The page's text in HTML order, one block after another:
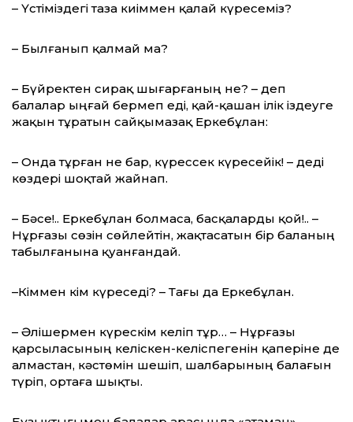
– Үстіміздегі таза киіммен қалай күресеміз?
– Былғанып қалмай ма?
– Бүйректен сирақ шығарғаның не? – деп
балалар ыңғай бермеп еді, қай-қашан ілік іздеуге
жақын тұратын сайқымазақ Еркебұлан:
– Онда тұрған не бар, күрессек күресейік! – деді
көздері шоқтай жайнап.
– Бәсе!.. Еркебұлан болмаса, басқа­ларды қой!.. –
Нұрғазы сөзін сөй­лейтін, жақтасатын бір баланың
табыл­ғанына қуанғандай.
–Кіммен кім күреседі? – Тағы да Еркебұлан.
– Әлішермен күрескім келіп тұр… – Нұрғазы
қарсыласының келіскен-келіспегенін қаперіне де
алмастан, кәс­төмін шешіп, шалбарының балағын
түріп, ортаға шықты.